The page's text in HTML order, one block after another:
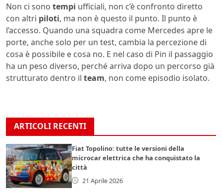
Non ci sono tempi ufficiali, non c’è confronto diretto
con altri piloti, ma non è questo il punto. Il punto è
l’accesso. Quando una squadra come Mercedes apre le
porte, anche solo per un test, cambia la percezione di
cosa è possibile e cosa no. E nel caso di Pin il passaggio
ha un peso diverso, perché arriva dopo un percorso già
strutturato dentro il team, non come episodio isolato.
ARTICOLI RECENTI
Fiat Topolino: tutte le versioni della
microcar elettrica che ha conquistato la
città
21 Aprile 2026